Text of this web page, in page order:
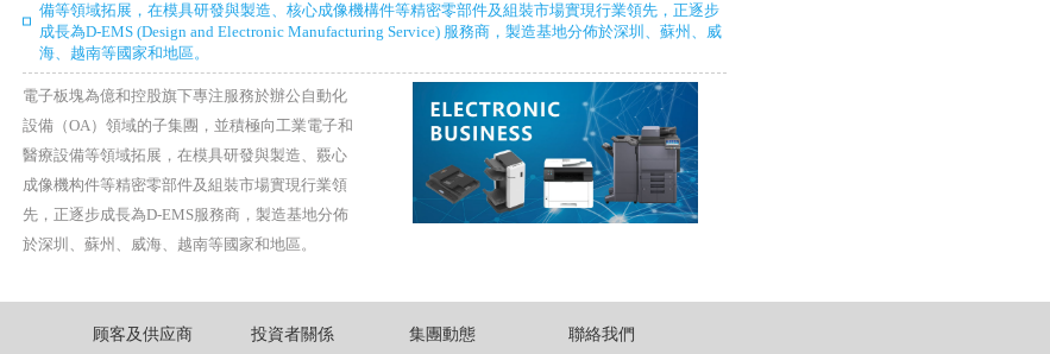
備等領域拓展，在模具研發與製造、核心成像機構件等精密零部件及組裝市場實現行業領先，正逐步
成長為D-EMS (Design and Electronic Manufacturing Service) 服務商，製造基地分佈於深圳、蘇州、威
海、越南等國家和地區。
電子板塊為億和控股旗下專注服務於辦公自動化
設備（OA）領域的子集團，並積極向工業電子和
醫療設備等領域拓展，在模具研發與製造、覈心
成像機构件等精密零部件及組裝市場實現行業領
先，正逐步成長為D-EMS服務商，製造基地分佈
於深圳、蘇州、威海、越南等國家和地區。
顾客及供应商 投資者關係 集團動態 聯絡我們